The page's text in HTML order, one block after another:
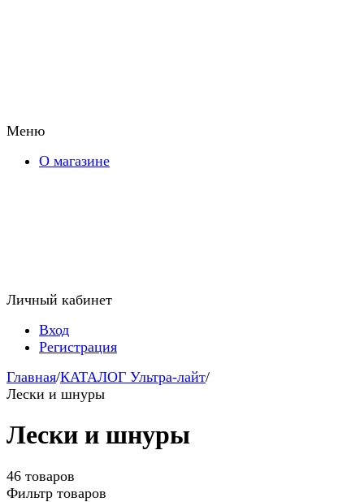
Меню
О магазине
Личный кабинет
Вход
Регистрация
Главная/КАТАЛОГ Ультра-лайт/
Лески и шнуры
Лески и шнуры
46 товаров
Фильтр товаров